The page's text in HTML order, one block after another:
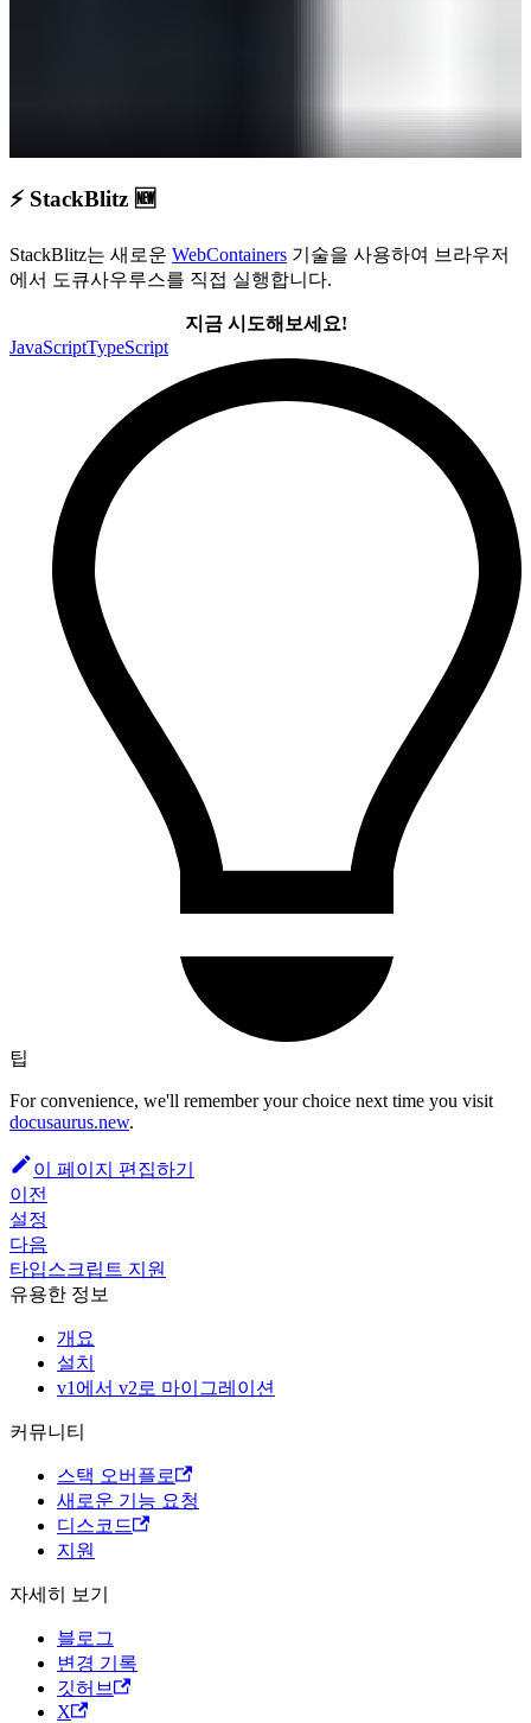
⚡ StackBlitz 🆕
StackBlitz는 새로운 WebContainers 기술을 사용하여 브라우저
에서 도큐사우루스를 직접 실행합니다.
지금 시도해보세요!
JavaScriptTypeScript
팁
For convenience, we'll remember your choice next time you visit
docusaurus.new.
이 페이지 편집하기
이전
설정
다음
타입스크립트 지원
유용한 정보
개요
설치
v1에서 v2로 마이그레이션
커뮤니티
스택 오버플로
새로운 기능 요청
디스코드
지원
자세히 보기
블로그
변경 기록
깃허브
X